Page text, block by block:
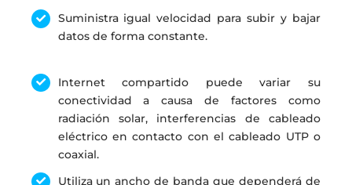
Suministra igual velocidad para subir y bajar
datos de forma constante.
Internet compartido puede variar su
conectividad a causa de factores como
radiación solar, interferencias de cableado
eléctrico en contacto con el cableado UTP o
coaxial.
Utiliza un ancho de banda que dependerá de